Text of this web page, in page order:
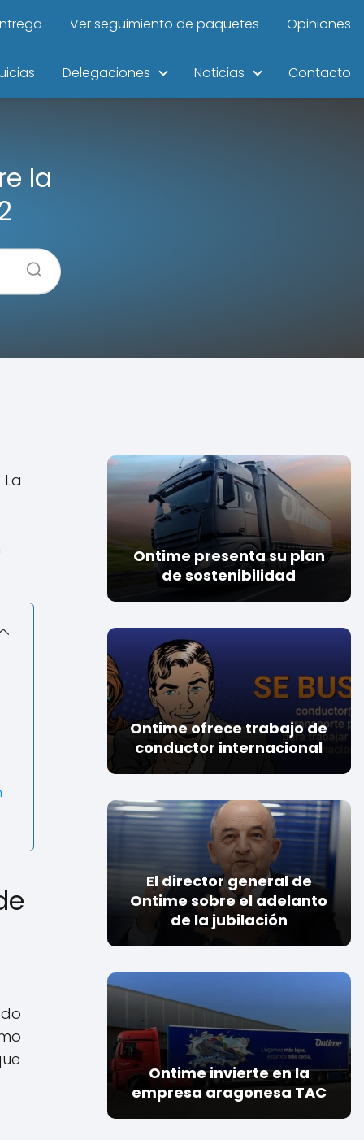
Ver seguimiento de paquetes Opiniones
Delegaciones Noticias Contacto
la
Ontime presenta su plan
de sostenibilidad
Ontime ofrece trabajo de
conductor internacional
El director general de
Ontime sobre el adelanto
de la jubilación
Ontime invierte en la
empresa aragonesa TAC